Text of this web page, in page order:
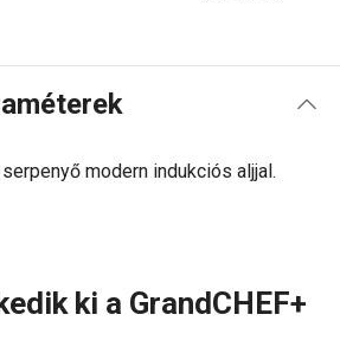
modern indukciós aljjal.
ki a GrandCHEF+